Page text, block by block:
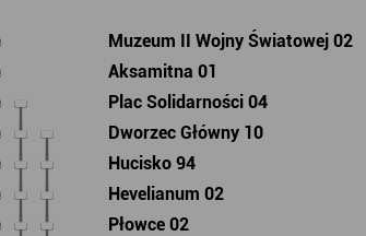
Muzeum II Wojny Światowej 02
Aksamitna 01
Plac Solidarności 04
Dworzec Główny 10
Hucisko 94
Hevelianum 02
Płowce 02